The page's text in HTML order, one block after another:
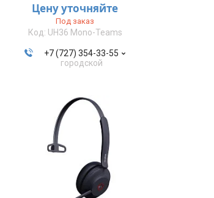
Цену уточняйте
Под заказ
UH36 Mono-Teams
+7 (727) 354-33-55
городской